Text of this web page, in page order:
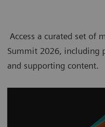
Access a curated set of
Summit 2026, including
and supporting content.